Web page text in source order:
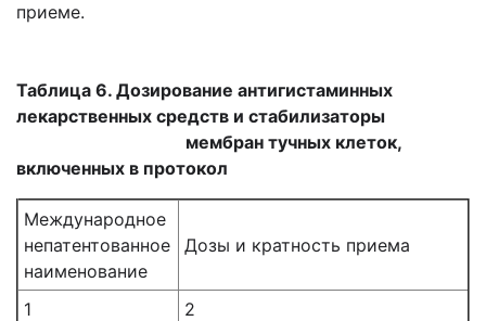
приеме.
Таблица 6. Дозирование антигистаминных
лекарственных средств и стабилизаторы
мембран тучных клеток,
включенных в протокол
Международное
непатентованное
наименование
Дозы и кратность приема
1
2